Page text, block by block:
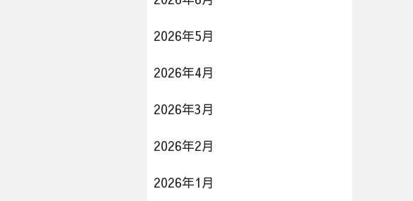
2026年5月
2026年4月
2026年3月
2026年2月
2026年1月